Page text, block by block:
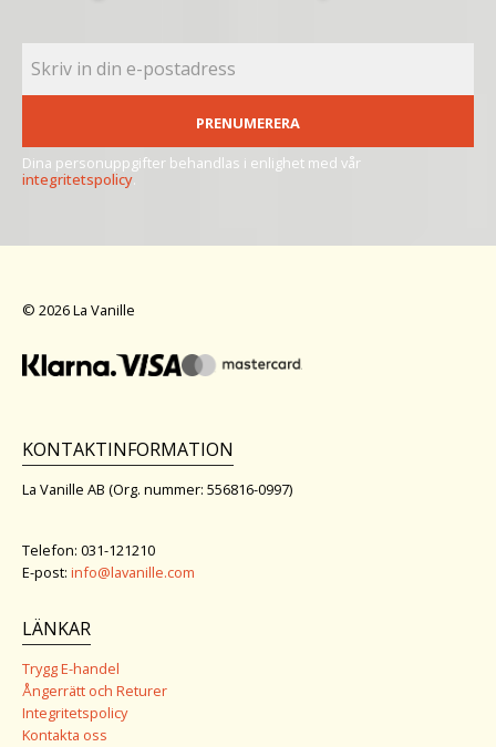
PRENUMERERA
Dina personuppgifter behandlas i enlighet med vår
integritetspolicy.
© 2026 La Vanille
KONTAKTINFORMATION
La Vanille AB (Org. nummer: 556816-0997)
Telefon: 031-121210
E-post: info@lavanille.com
LÄNKAR
Trygg E-handel
Ångerrätt och Returer
Integritetspolicy
Kontakta oss